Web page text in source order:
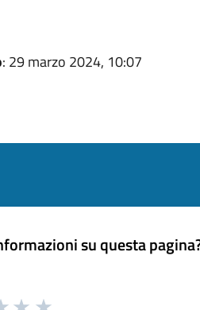
: 29 marzo 2024, 10:07
su questa